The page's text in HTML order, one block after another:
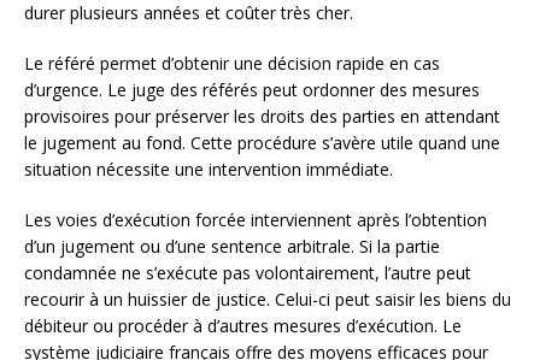
durer plusieurs années et coûter très cher.
Le référé permet d’obtenir une décision rapide en cas
d’urgence. Le juge des référés peut ordonner des mesures
provisoires pour préserver les droits des parties en attendant
le jugement au fond. Cette procédure s’avère utile quand une
situation nécessite une intervention immédiate.
Les voies d’exécution forcée interviennent après l’obtention
d’un jugement ou d’une sentence arbitrale. Si la partie
condamnée ne s’exécute pas volontairement, l’autre peut
recourir à un huissier de justice. Celui-ci peut saisir les biens du
débiteur ou procéder à d’autres mesures d’exécution. Le
système judiciaire français offre des moyens efficaces pour